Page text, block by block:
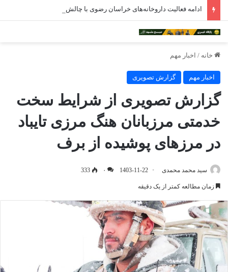
خانه / اخبار مهم
اخبار مهم گزارش تصویری
گزارش تصویری از شرایط سخت
خدمتی مرزبانان هنگ مرزی تایباد
در مرزهای پوشیده از برف
سید محمد محمدی 1403-11-22 ۰ 333
زمان مطالعه کمتر از یک دقیقه